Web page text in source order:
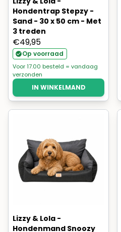
Hondentrap Stepzy -
Sand - 30 x 50 cm - Met
3 treden
€49,95
Op voorraad
Voor 17.00 besteld = vandaag
verzonden
IN WINKELMAND
Lizzy & Lola -
Hondenmand Snoozy